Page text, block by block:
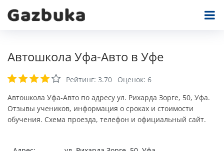
Автошкола Уфа-Авто в Уфе
Рейтинг: 3.70 Оценок: 6
Автошкола Уфа-Авто по адресу ул. Рихарда Зорге, 50, Уфа.
Отзывы учеников, информация о сроках и стоимости
обучения. Схема проезда, телефон и официальный сайт.